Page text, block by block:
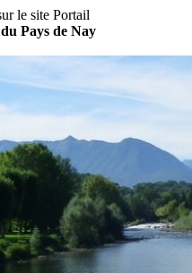
le site Portail
Pays de Nay